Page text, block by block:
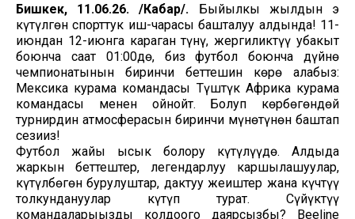
Бишкек, 11.06.26. /Кабар/. Быйылкы жылдын эң
күтүлгөн спорттук иш-чарасы башталуу алдында! 11-
июндан 12-июнга караган түнү, жергиликтүү убакыт
боюнча саат 01:00дө, биз футбол боюнча дүйнө
чемпионатынын биринчи беттешин көрө алабыз:
Мексика курама командасы Түштүк Африка курама
командасы менен ойнойт. Болуп көрбөгөндөй
турнирдин атмосферасын биринчи мүнөтүнөн баштап
сезиңиз!
Футбол жайы ысык болору күтүлүүдө. Алдыда
жаркын беттештер, легендарлуу каршылашуулар,
күтүлбөгөн бурулуштар, даңктуу жеңиштер жана күчтүү
толкундануулар күтүп турат. Сүйүктүү
командаларыңызды колдоого даярсызбы? Beeline